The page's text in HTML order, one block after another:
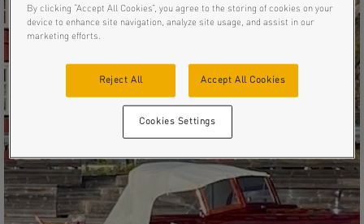
By clicking “Accept All Cookies”, you agree to the storing of cookies on your
device to enhance site navigation, analyze site usage, and assist in our
marketing efforts.
Reject All Accept All Cookies
Cookies Settings